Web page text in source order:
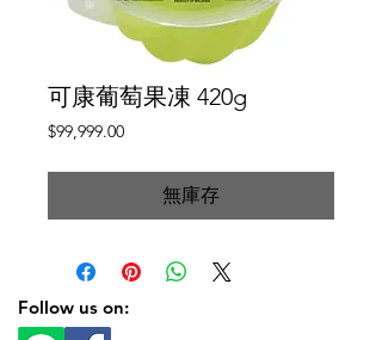
可康葡萄果凍 420g
$99,999.00價
無庫存
Follow us on: